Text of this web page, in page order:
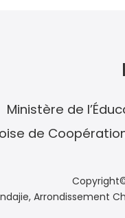
Ministère de
de
Arrondissement